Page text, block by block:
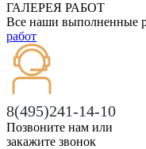
ГАЛЕРЕЯ РАБОТ
Все наши выполненные
работ
8(495)241-14-10
Позвоните нам или
закажите звонок